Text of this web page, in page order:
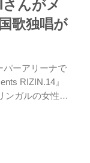
RIZIN.14』の大
フロイド・メイ
ンから大歓声
追悼 山本徳
んがメ
歌独唱が
パーアリーナで
RIZIN.14』
ンガルの女性シ
川天心でアメリ
！ 「君が代」